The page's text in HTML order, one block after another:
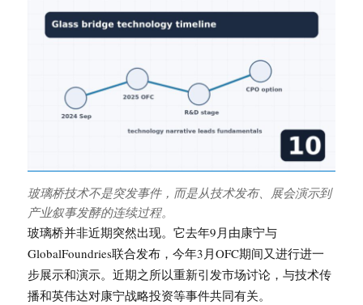
玻璃桥技术不是突发事件，而是从技术发布、展会演示到
产业叙事发酵的连续过程。
玻璃桥并非近期突然出现。它去年9月由康宁与
GlobalFoundries联合发布，今年3月OFC期间又进行进一
步展示和演示。近期之所以重新引发市场讨论，与技术传
播和英伟达对康宁战略投资等事件共同有关。